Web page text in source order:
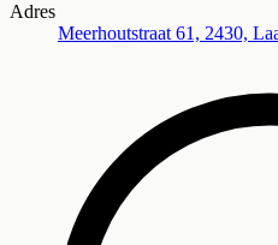
Adres
Meerhoutstraat 61, 2430,